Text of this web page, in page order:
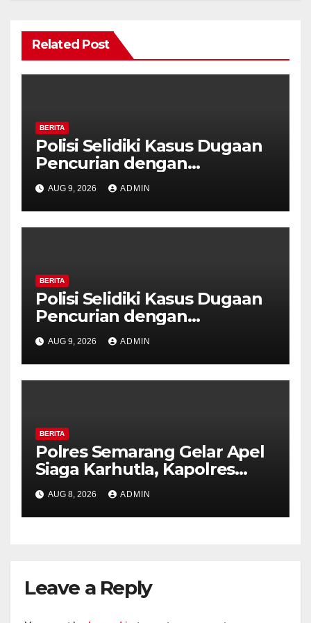
Related Post
BERITA
Polisi Selidiki Kasus Dugaan
Pencurian dengan
Kekerasan di Counter HP
Royal Phone Ambarawa.
AUG 9, 2026 ADMIN
BERITA
Polisi Selidiki Kasus Dugaan
Pencurian dengan
Kekerasan di Counter HP
Royal Phone Ambarawa.
AUG 9, 2026 ADMIN
BERITA
Polres Semarang Gelar Apel
Siaga Karhutla, Kapolres
Tekankan Sinergi dan
Kesiapsiagaan Hadapi Musim
Kemarau.
AUG 8, 2026 ADMIN
Leave a Reply